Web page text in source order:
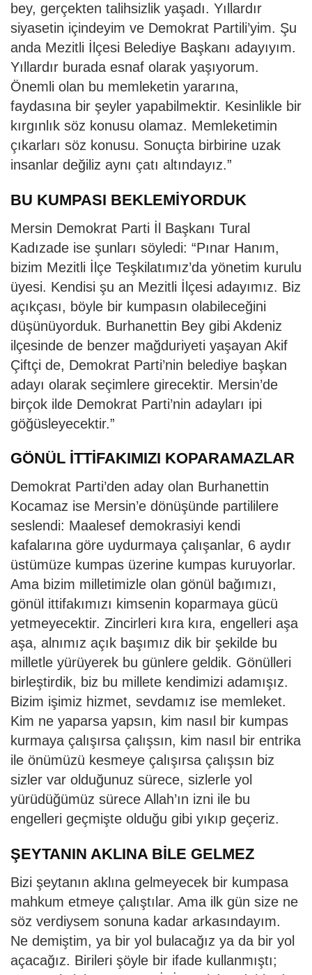
bey, gerçekten talihsizlik yaşadı. Yıllardır
siyasetin içindeyim ve Demokrat Partili’yim. Şu
anda Mezitli İlçesi Belediye Başkanı adayıyım.
Yıllardır burada esnaf olarak yaşıyorum.
Önemli olan bu memleketin yararına,
faydasına bir şeyler yapabilmektir. Kesinlikle bir
kırgınlık söz konusu olamaz. Memleketimin
çıkarları söz konusu. Sonuçta birbirine uzak
insanlar değiliz aynı çatı altındayız.”
BU KUMPASI BEKLEMİYORDUK
Mersin Demokrat Parti İl Başkanı Tural
Kadızade ise şunları söyledi: “Pınar Hanım,
bizim Mezitli İlçe Teşkilatımız’da yönetim kurulu
üyesi. Kendisi şu an Mezitli İlçesi adayımız. Biz
açıkçası, böyle bir kumpasın olabileceğini
düşünüyorduk. Burhanettin Bey gibi Akdeniz
ilçesinde de benzer mağduriyeti yaşayan Akif
Çiftçi de, Demokrat Parti’nin belediye başkan
adayı olarak seçimlere girecektir. Mersin’de
birçok ilde Demokrat Parti’nin adayları ipi
göğüsleyecektir.”
GÖNÜL İTTİFAKIMIZI KOPARAMAZLAR
Demokrat Parti’den aday olan Burhanettin
Kocamaz ise Mersin’e dönüşünde partililere
seslendi: Maalesef demokrasiyi kendi
kafalarına göre uydurmaya çalışanlar, 6 aydır
üstümüze kumpas üzerine kumpas kuruyorlar.
Ama bizim milletimizle olan gönül bağımızı,
gönül ittifakımızı kimsenin koparmaya gücü
yetmeyecektir. Zincirleri kıra kıra, engelleri aşa
aşa, alnımız açık başımız dik bir şekilde bu
milletle yürüyerek bu günlere geldik. Gönülleri
birleştirdik, biz bu millete kendimizi adamışız.
Bizim işimiz hizmet, sevdamız ise memleket.
Kim ne yaparsa yapsın, kim nasıl bir kumpas
kurmaya çalışırsa çalışsın, kim nasıl bir entrika
ile önümüzü kesmeye çalışırsa çalışsın biz
sizler var olduğunuz sürece, sizlerle yol
yürüdüğümüz sürece Allah’ın izni ile bu
engelleri geçmişte olduğu gibi yıkıp geçeriz.
ŞEYTANIN AKLINA BİLE GELMEZ
Bizi şeytanın aklına gelmeyecek bir kumpasa
mahkum etmeye çalıştılar. Ama ilk gün size ne
söz verdiysem sonuna kadar arkasındayım.
Ne demiştim, ya bir yol bulacağız ya da bir yol
açacağız. Birileri şöyle bir ifade kullanmıştı;